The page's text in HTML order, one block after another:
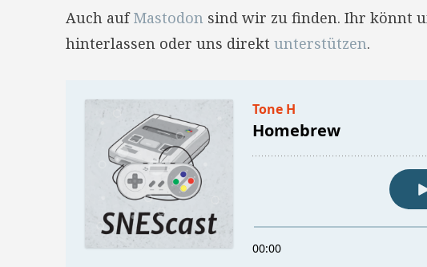
Auch aufMastodon sind wir zu finden. Ihr könnt
hinterlassen oder uns direkt unterstützen.